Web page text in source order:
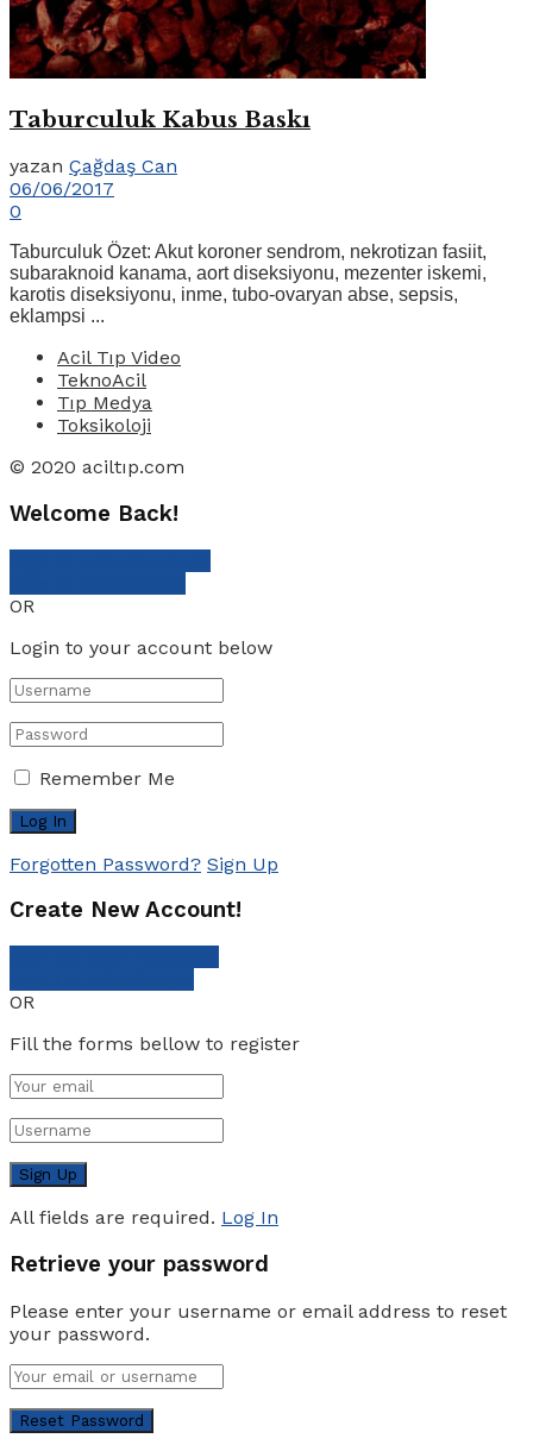
Taburculuk Kabus Baskı
yazan Çağdaş Can
06/06/2017
0
Taburculuk Özet: Akut koroner sendrom, nekrotizan fasiit,
subaraknoid kanama, aort diseksiyonu, mezenter iskemi,
karotis diseksiyonu, inme, tubo-ovaryan abse, sepsis,
eklampsi ...
Acil Tıp Video
TeknoAcil
Tıp Medya
Toksikoloji
© 2020 aciltıp.com
Welcome Back!
OR
Login to your account below
Remember Me
Forgotten Password? Sign Up
Create New Account!
OR
Fill the forms bellow to register
All fields are required. Log In
Retrieve your password
Please enter your username or email address to reset
your password.